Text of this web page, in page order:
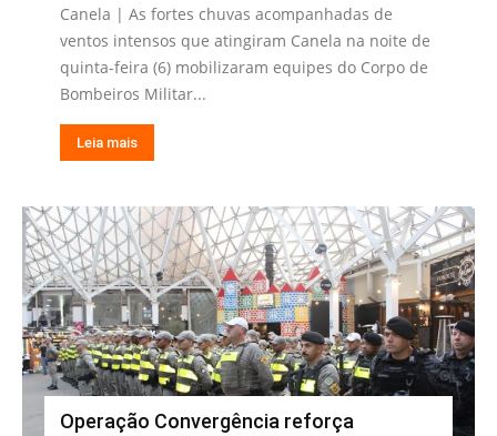
Canela | As fortes chuvas acompanhadas de
ventos intensos que atingiram Canela na noite de
quinta-feira (6) mobilizaram equipes do Corpo de
Bombeiros Militar...
Leia mais
Operação Convergência reforça